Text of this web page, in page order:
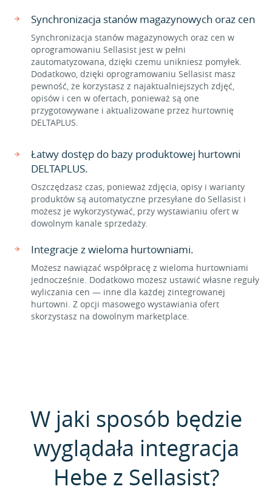
Synchronizacja stanów magazynowych oraz cen
Synchronizacja stanów magazynowych oraz cen w
oprogramowaniu Sellasist jest w pełni
zautomatyzowana, dzięki czemu unikniesz pomyłek.
Dodatkowo, dzięki oprogramowaniu Sellasist masz
pewność, że korzystasz z najaktualniejszych zdjęć,
opisów i cen w ofertach, ponieważ są one
przygotowywane i aktualizowane przez hurtownię
DELTAPLUS.
Łatwy dostęp do bazy produktowej hurtowni
DELTAPLUS.
Oszczędzasz czas, ponieważ zdjęcia, opisy i warianty
produktów są automatyczne przesyłane do Sellasist i
możesz je wykorzystywać, przy wystawianiu ofert w
dowolnym kanale sprzedaży.
Integracje z wieloma hurtowniami.
Możesz nawiązać współpracę z wieloma hurtowniami
jednocześnie. Dodatkowo możesz ustawić własne reguły
wyliczania cen — inne dla każdej zintegrowanej
hurtowni. Z opcji masowego wystawiania ofert
skorzystasz na dowolnym marketplace.
W jaki sposób będzie
wyglądała integracja
Hebe z Sellasist?